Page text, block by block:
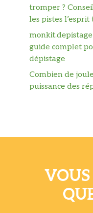
tromper ?
les pistes
guide complet
dépistage
Combien de
puissance des